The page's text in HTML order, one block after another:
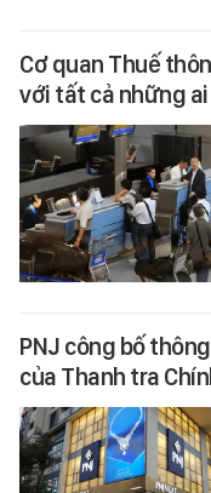
Cơ quan Thuế
với tất cả những
PNJ công bố
của Thanh tra